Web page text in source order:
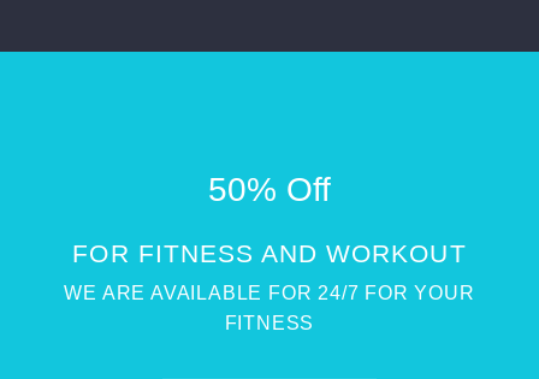
50% Off
FOR FITNESS AND WORKOUT
WE ARE AVAILABLE FOR 24/7 FOR YOUR
FITNESS